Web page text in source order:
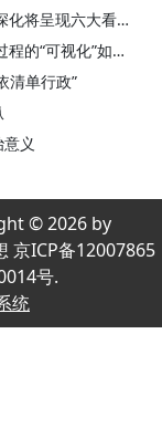
将呈现六大看点
可视化”如何实现
清单行政”
义
© 2026 by
京ICP备12007865
号.
统